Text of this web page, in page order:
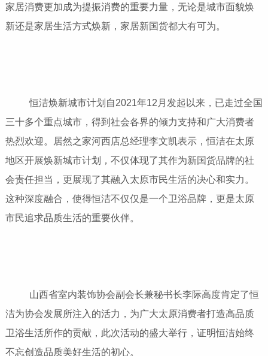
家居消费更加成为提振消费的重要力量，无论是城市面貌焕
新还是家居生活方式焕新，家居新国货都大有可为。
恒洁焕新城市计划自2021年12月发起以来，已走过全国
三十多个重点城市，得到社会各界的倾力支持和广大消费者
热烈欢迎。居然之家河西店总经理李文凯表示，恒洁在太原
地区开展焕新城市计划，不仅体现了其作为新国货品牌的社
会责任担当，更展现了其融入太原市民生活的决心和实力。
这种深度融合，使得恒洁不仅仅是一个卫浴品牌，更是太原
市民追求品质生活的重要伙伴。
山西省室内装饰协会副会长兼秘书长李际高度肯定了恒
洁为协会发展所注入的活力，为广大太原消费者打造高品质
卫浴生活所作的贡献，此次活动的盛大举行，证明恒洁始终
不忘创造品质美好生活的初心。